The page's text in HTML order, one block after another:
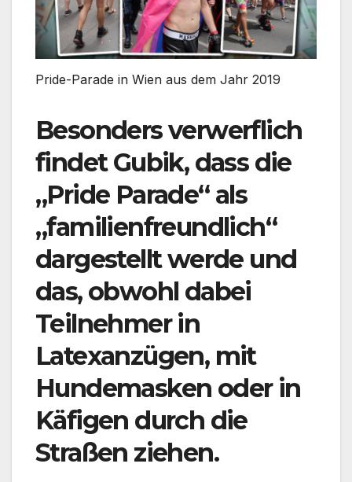
Pride-Parade in Wien aus dem Jahr 2019
Besonders verwerflich
findet Gubik, dass die
„Pride Parade“ als
„familienfreundlich“
dargestellt werde und
das, obwohl dabei
Teilnehmer in
Latexanzügen, mit
Hundemasken oder in
Käfigen durch die
Straßen ziehen.